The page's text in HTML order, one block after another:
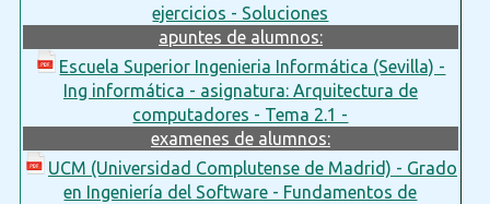
ejercicios - Soluciones
apuntes de alumnos:
Escuela Superior Ingenieria Informática (Sevilla) -
Ing informática - asignatura: Arquitectura de
computadores - Tema 2.1 -
examenes de alumnos:
UCM (Universidad Complutense de Madrid) - Grado
en Ingeniería del Software - Fundamentos de